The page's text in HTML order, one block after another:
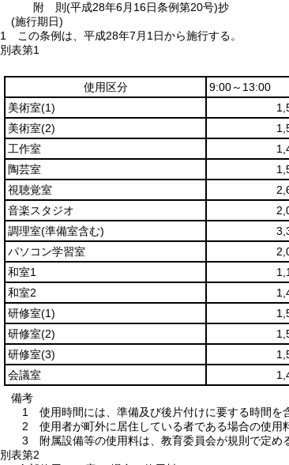
附 則(平成28年6月16日条例第20号)抄
(施行期日)
1
この条例は、平成28年7月1日から施行する。
別表第1
使用区分
9:00～13:00
美術室(1)
美術室(2)
工作室
陶芸室
視聴覚室
音楽スタジオ
調理室(準備室含む)
パソコン学習室
和室1
和室2
研修室(1)
研修室(2)
研修室(3)
会議室
備考
1 使用時間には、準備及び後片付けに要する時間を
2 使用者が町外に居住している者である場合の使用
3 附属設備等の使用料は、教育委員会が規則で定め
別表第2